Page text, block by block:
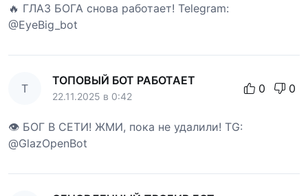
🔥 ГЛАЗ БОГА снова работает! Telegram:
@EyeBig_bot
Т
ТОПОВЫЙ БОТ РАБОТАЕТ
22.11.2025 в 0:42
0 0
👁 БОГ В СЕТИ! ЖМИ, пока не удалили! TG:
@GlazOpenBot